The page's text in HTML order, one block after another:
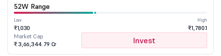
52W Range
Low
₹1,030
High
₹1,780.1
Market Cap
₹ 3,66,344.79 Cr
Invest